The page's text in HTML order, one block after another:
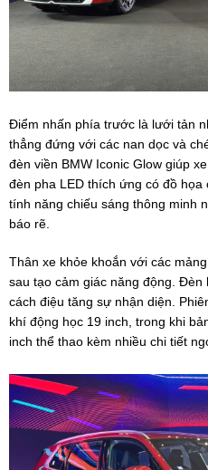
Điểm nhấn phía trước là lưới tản
thẳng đứng với các nan dọc và
đèn viền BMW Iconic Glow giúp
đèn pha LED thích ứng có đồ
tính năng chiếu sáng thông minh
báo rẽ.
Thân xe khỏe khoắn với các
sau tạo cảm giác năng động.
cách điệu tăng sự nhận diện.
khí động học 19 inch, trong khi
inch thể thao kèm nhiều chi tiết